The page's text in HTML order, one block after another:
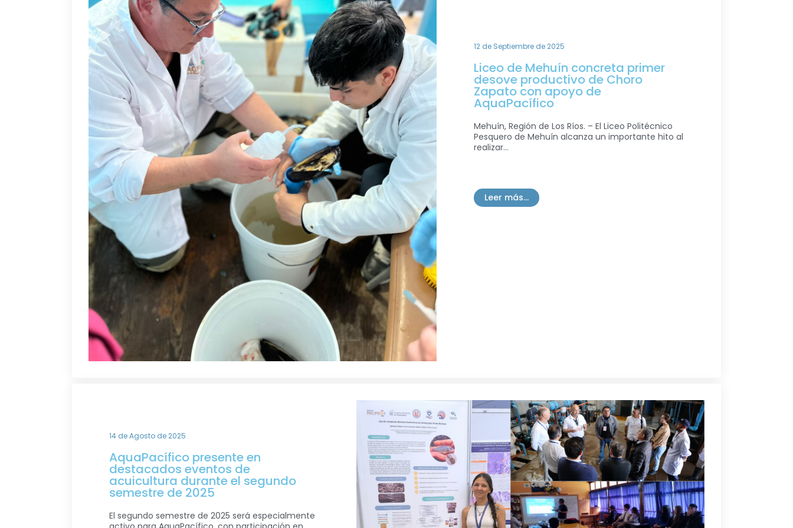
12 de Septiembre de 2025
Liceo de Mehuín concreta primer
desove productivo de Choro
Zapato con apoyo de
AquaPacífico
Mehuín, Región de Los Ríos. – El Liceo Politécnico
Pesquero de Mehuín alcanza un importante hito al
realizar...
Leer más...
14 de Agosto de 2025
AquaPacífico presente en
destacados eventos de
acuicultura durante el segundo
semestre de 2025
El segundo semestre de 2025 será especialmente